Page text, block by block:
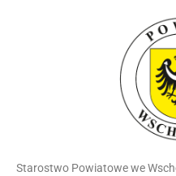
Starostwo Powiatowe we